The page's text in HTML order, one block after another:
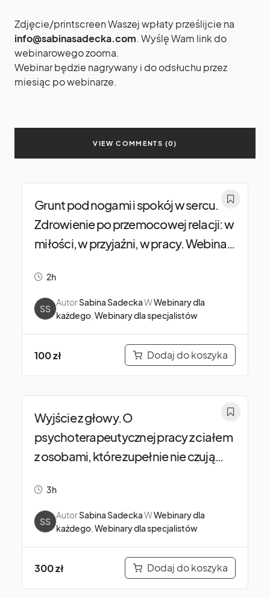
Zdjęcie/printscreen Waszej wpłaty prześlijcie na
info@sabinasadecka.com. Wyślę Wam link do
webinarowego zooma.
Webinar będzie nagrywany i do odsłuchu przez
miesiąc po webinarze.
VIEW COMMENTS (0)
Grunt pod nogami i spokój w sercu.
Zdrowienie po przemocowej relacji: w
miłości, w przyjaźni, w pracy. Webinar
2h
SS
AutorSabina SadeckaWWebinary dla
każdego Webinary dla specjalistów
100zł Dodaj do koszyka
Wyjście z głowy. O
psychoterapeutycznej pracy z ciałem
z osobami, które zupełnie nie czują
3h
SS
AutorSabina SadeckaWWebinary dla
każdego Webinary dla specjalistów
300zł Dodaj do koszyka